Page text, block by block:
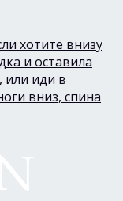
хотите внизу
и оставила
или иди в
вниз, спина